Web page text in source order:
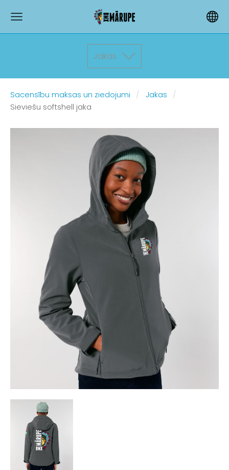
Jakas
Sacensību maksas un ziedojumi
Jakas
Sieviešu softshell jaka